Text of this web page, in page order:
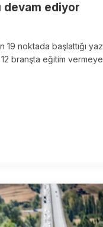
devam ediyor
19 noktada başlattığı yaz
branşta eğitim vermeye